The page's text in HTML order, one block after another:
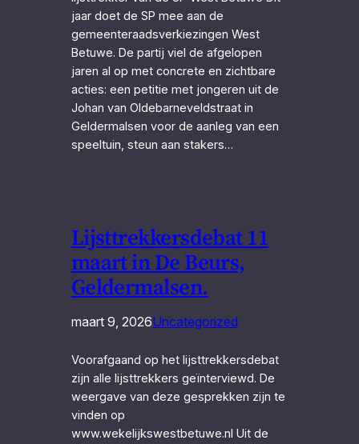
jaar doet de SP mee aan de
gemeenteraadsverkiezingen West
Betuwe. De partij viel de afgelopen
jaren al op met concrete en zichtbare
acties: een petitie met jongeren uit de
Johan van Oldebarneveldstraat in
Geldermalsen voor de aanleg van een
speeltuin, steun aan stakers…
Lijsttrekkersdebat 11
maart in De Beurs,
Geldermalsen.
maart 9, 2026Uncategorized
Voorafgaand op het lijsttrekkersdebat
zijn alle lijsttrekkers geïnterviewd. De
weergave van deze gesprekken zijn te
vinden op
www.wekelijkswestbetuwe.nl Uit de